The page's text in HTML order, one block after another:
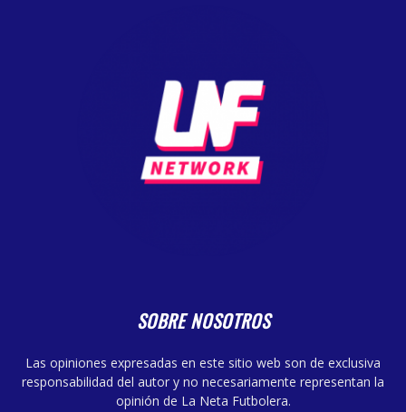
SOBRE NOSOTROS
Las opiniones expresadas en este sitio web son de exclusiva
responsabilidad del autor y no necesariamente representan la
opinión de La Neta Futbolera.